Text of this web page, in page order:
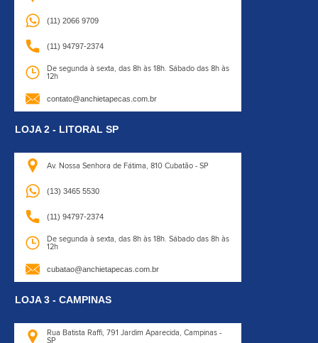
(11) 2066 9709
(11) 94797-2374
De segunda à sexta, das 8h às 18h. Sábado das 8h às
12h
contato@anchietapecas.com.br
LOJA 2 - LITORAL SP
Av. Nossa Senhora de Fátima, 810 Cubatão - SP
(13) 3465 5530
(11) 94797-2374
De segunda à sexta, das 8h às 18h. Sábado das 8h às
12h
cubatao@anchietapecas.com.br
LOJA 3 - CAMPINAS
Rua Batista Raffi, 791 Jardim Aparecida, Campinas -
SP